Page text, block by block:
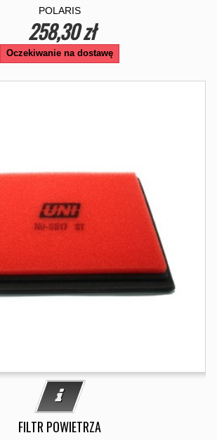
POLARIS
258,30 zł
Oczekiwanie na dostawę
FILTR POWIETRZA